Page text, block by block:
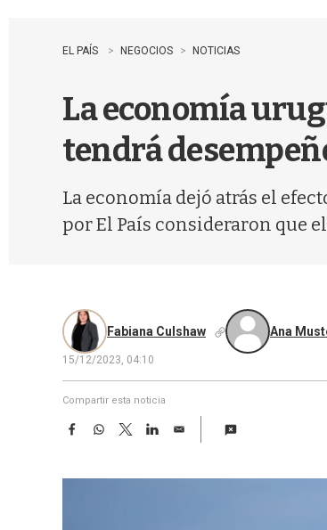
EL PAÍS NEGOCIOS NOTICIAS
La economía
tendrá
La economía dejó atrás el
por El País consideraron que
Fabiana Culshaw Ana
15/12/2023, 04:10
Compartir esta noticia
F
e
W
t
T
w
t
L
k
E
i